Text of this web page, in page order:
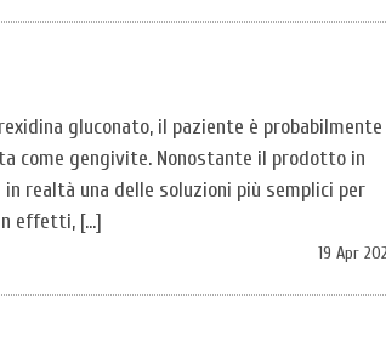
gluconato, il paziente è probabilmente
come gengivite. Nonostante il prodotto in
realtà una delle soluzioni più semplici per
effetti, […]
19 Apr